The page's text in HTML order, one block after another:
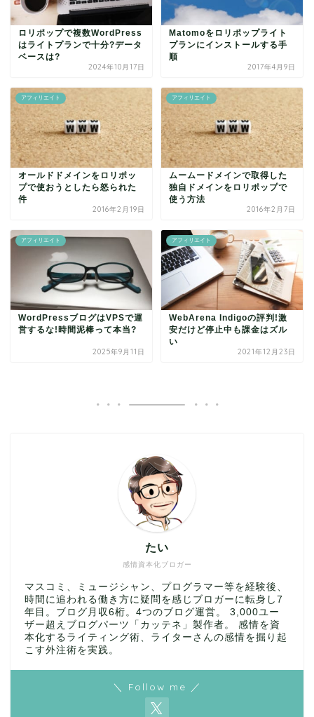
ロリポップで複数WordPress
はライトプランで十分?データ
ベースは?
2024年10月17日
Matomoをロリポップライト
プランにインストールする手
順
2017年4月9日
アフィリエイト
オールドドメインをロリポッ
プで使おうとしたら怒られた
件
2016年2月19日
アフィリエイト
ムームードメインで取得した
独自ドメインをロリポップで
使う方法
2016年2月7日
アフィリエイト
WordPressブログはVPSで運
営するな!時間泥棒って本当?
2025年9月11日
アフィリエイト
WebArena Indigoの評判!激
安だけど停止中も課金はズル
い
2021年12月23日
感情資本化ブロガー
たい
マスコミ、ミュージシャン、プログラマー等を経験後、
時間に追われる働き方に疑問を感じブロガーに転身し7
年目。ブログ月収6桁。4つのブログ運営。 3,000ユー
ザー超えブログパーツ「カッテネ」製作者。 感情を資
本化するライティング術、ライターさんの感情を掘り起
こす外注術を実践。
＼ Follow me ／